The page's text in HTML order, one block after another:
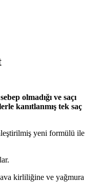
olmadığı ve saçı
kanıtlanmış tek saç
yeni formülü ile
kirliliğine ve yağmura